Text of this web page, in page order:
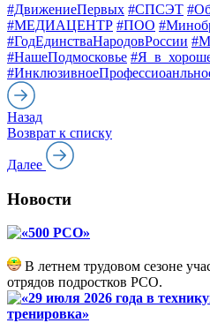
#ДвижениеПервых #СПСЭТ
#МЕДИАЦЕНТР #ПОО
#ГодЕдинстваНародовРоссии
#НашеПодмосковье
Назад
Возврат к списку
Далее
Новости
«500 РСО»
В летнем трудовом сезоне
отрядов подростков РСО.
«29 июля 2026 года в
тренировка»